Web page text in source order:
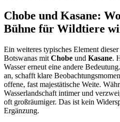
Chobe und Kasane:
Bühne für Wildtiere
Ein weiteres typisches Element
Botswanas mit Chobe und Kasane.
Wasser erneut eine andere
an, schafft klare
offene, fast majestätische Weite.
Wasserlandschaft intimer und
oft großräumiger. Das ist kein
Ergänzung.